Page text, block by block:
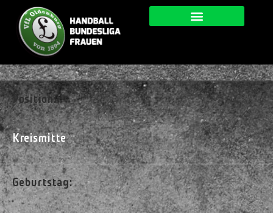
Position:
Kreismitte
Geburtstag: